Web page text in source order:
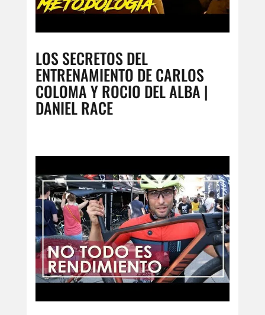
LOS SECRETOS DEL
ENTRENAMIENTO DE CARLOS
COLOMA Y ROCIO DEL ALBA |
DANIEL RACE